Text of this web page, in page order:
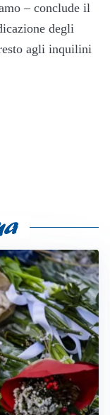
– conclude il
degli
agli inquilini